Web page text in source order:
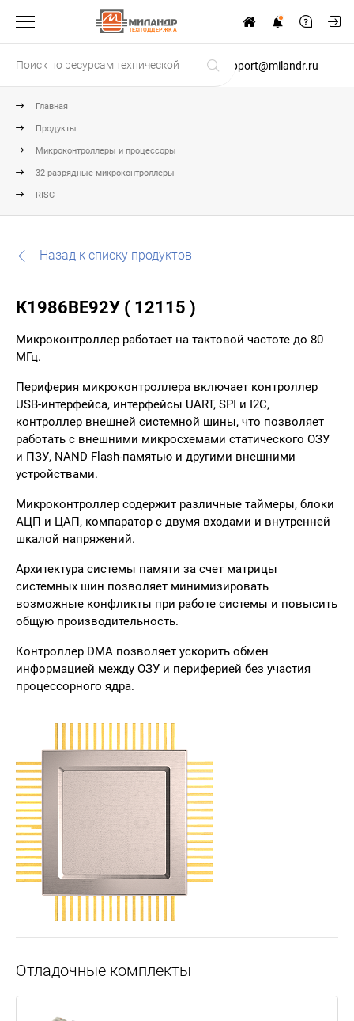
ТЕХПОДДЕРЖКА
support@milandr.ru
Главная
Продукты
Микроконтроллеры и процессоры
32-разрядные микроконтроллеры
RISC
Назад к списку продуктов
К1986ВЕ92У ( 12115 )
Микроконтроллер работает на тактовой частоте до 80
МГц.
Периферия микроконтроллера включает контроллер
USB-интерфейса, интерфейсы UART, SPI и I2C,
контроллер внешней системной шины, что позволяет
работать с внешними микросхемами статического ОЗУ
и ПЗУ, NAND Flash-памятью и другими внешними
устройствами.
Микроконтроллер содержит различные таймеры, блоки
АЦП и ЦАП, компаратор с двумя входами и внутренней
шкалой напряжений.
Архитектура системы памяти за счет матрицы
системных шин позволяет минимизировать
возможные конфликты при работе системы и повысить
общую производительность.
Контроллер DMA позволяет ускорить обмен
информацией между ОЗУ и периферией без участия
процессорного ядра.
Отладочные комплекты